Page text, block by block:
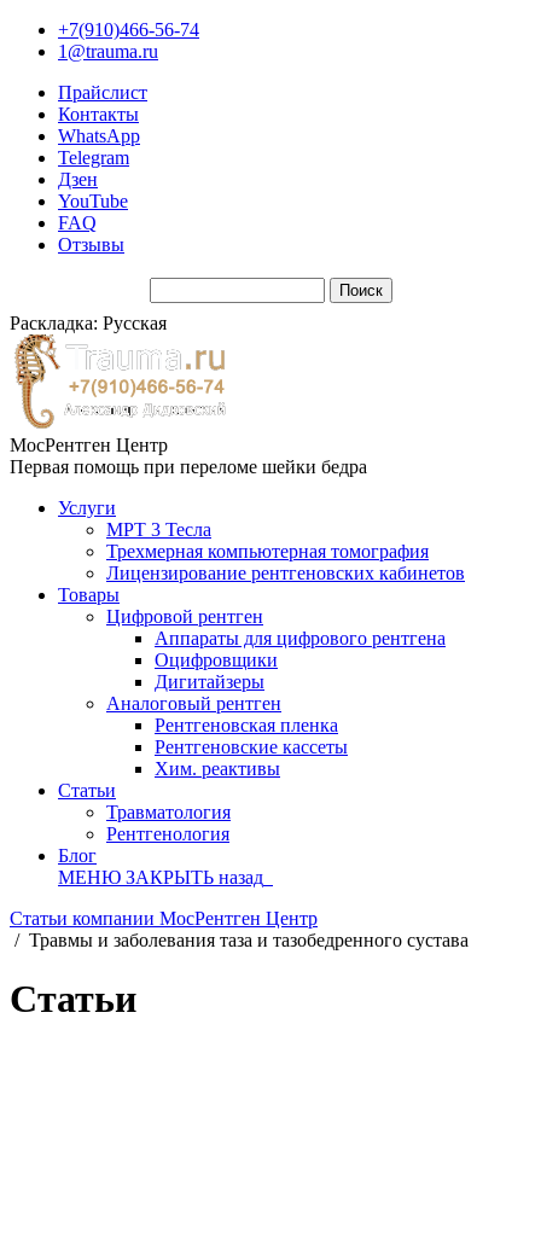
+7(910)466-56-74
1@trauma.ru
Прайслист
Контакты
WhatsApp
Telegram
Дзен
YouTube
FAQ
Отзывы
Раскладка: Русская
МосРентген Центр
Первая помощь при переломе шейки бедра
Услуги
МРТ 3 Тесла
Трехмерная компьютерная томография
Лицензирование рентгеновских кабинетов
Товары
Цифровой рентген
Аппараты для цифрового рентгена
Оцифровщики
Дигитайзеры
Аналоговый рентген
Рентгеновская пленка
Рентгеновские кассеты
Хим. реактивы
Статьи
Травматология
Рентгенология
Блог
МЕНЮ ЗАКРЫТЬ назад
Статьи компании МосРентген Центр
/ Травмы и заболевания таза и тазобедренного сустава
Статьи